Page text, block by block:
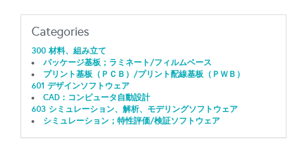
Categories
300 材料、組み立て
パッケージ基板；ラミネート/フィルムベース
プリント基板（ＰＣＢ）/プリント配線基板（ＰＷＢ）
601 デザインソフトウェア
CAD：コンピュータ自動設計
603 シミュレーション、解析、モデリングソフトウェア
シミュレーション；特性評価/検証ソフトウェア